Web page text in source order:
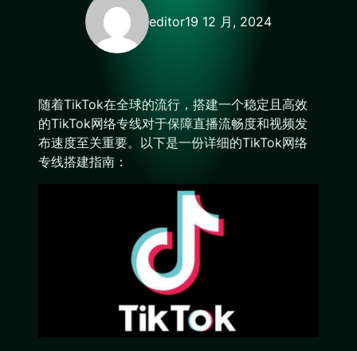
editor19 12 月, 2024
随着TikTok在全球的流行，搭建一个稳定且高效
的TikTok网络专线对于保障直播流畅度和视频发
布速度至关重要。以下是一份详细的TikTok网络
专线搭建指南：